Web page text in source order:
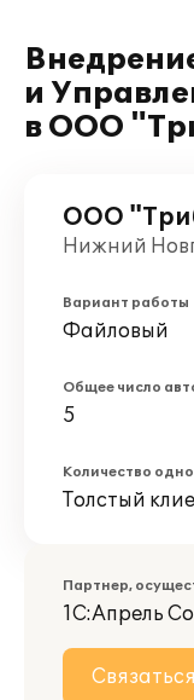
и
в ООО
ООО
Нижний
Вариант работы
Файловый
Общее число
5
Количество
Толстый
Партнер,
1С:Апрель
Связаться